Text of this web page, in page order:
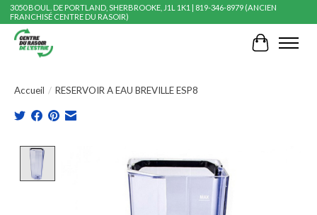
3050 BOUL. DE PORTLAND, SHERBROOKE, J1L 1K1 | 819-346-8979 (ANCIEN
FRANCHISÉ CENTRE DU RASOIR)
Panier
Accueil / RESERVOIR A EAU BREVILLE ESP8